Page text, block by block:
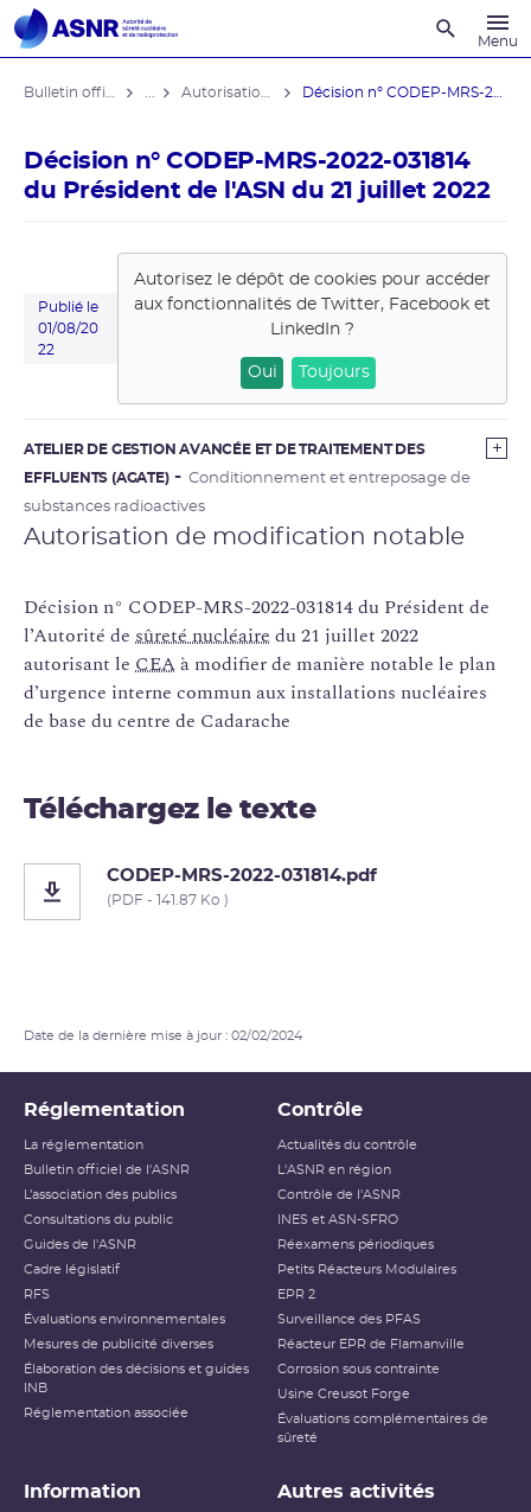
Menu
Décision n° CODEP-MRS-2022-031814
du Président de l'ASN du 21 juillet 2022
Publié le
01/08/20
22
Autorisez le dépôt de cookies pour accéder
aux fonctionnalités deTwitter, Facebook et
LinkedIn ?
Oui Toujours
ATELIER DE GESTION AVANCÉE ET DE TRAITEMENT DES
EFFLUENTS (AGATE)
Conditionnement et entreposage de
substances radioactives
Autorisation de modification notable
Décision n° CODEP-MRS-2022-031814 du Président de
l’Autorité de sûreté nucléaire du 21 juillet 2022
autorisant le CEAà modifier de manière notable le plan
d’urgence interne commun aux installations nucléaires
de base du centre de Cadarache
Téléchargez le texte
CODEP-MRS-2022-031814.pdf
(PDF - 141.87 Ko )
Date de la dernière mise à jour : 02/02/2024
Réglementation
La réglementation
Bulletin officiel de l'ASNR
L’association des publics
Consultations du public
Guides de l'ASNR
Cadre législatif
RFS
Évaluations environnementales
Mesures de publicité diverses
Élaboration des décisions et guides
INB
Réglementation associée
Contrôle
Actualités du contrôle
L'ASNR en région
Contrôle de l'ASNR
INES et ASN-SFRO
Réexamens périodiques
Petits Réacteurs Modulaires
EPR 2
Surveillance des PFAS
Réacteur EPR de Flamanville
Corrosion sous contrainte
Usine Creusot Forge
Évaluations complémentaires de
sûreté
Information Autres activités